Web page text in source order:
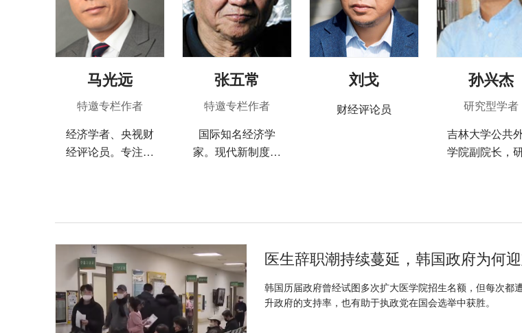
域。
马光远
特邀专栏作者
经济学者、央视财
经评论员。专注宏
张五常
特邀专栏作者
国际知名经济学
家。现代新制度经
刘戈
财经评论员
孙兴杰
研究型学者
吉林大学公共
学院副院长，
医生辞职潮持续蔓延，韩国政府为何
韩国历届政府曾经试图多次扩大医学院招生名额，但每次
升政府的支持率，也有助于执政党在国会选举中获胜。